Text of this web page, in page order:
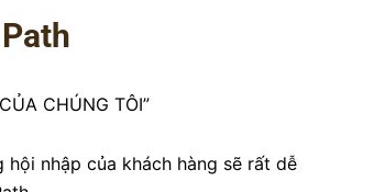
CHÚNG TÔI”
nhập của khách hàng sẽ rất dễ